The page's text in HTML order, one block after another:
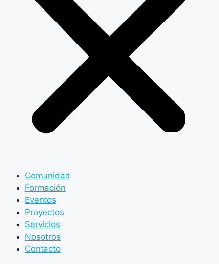
Comunidad
Formación
Eventos
Proyectos
Servicios
Nosotros
Contacto